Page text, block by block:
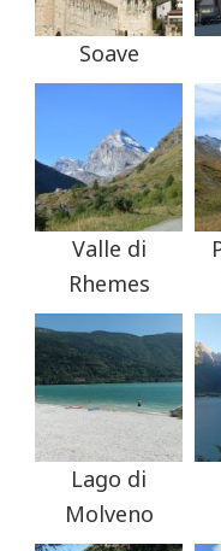
Soave
Valle di
Rhemes
Lago di
Molveno